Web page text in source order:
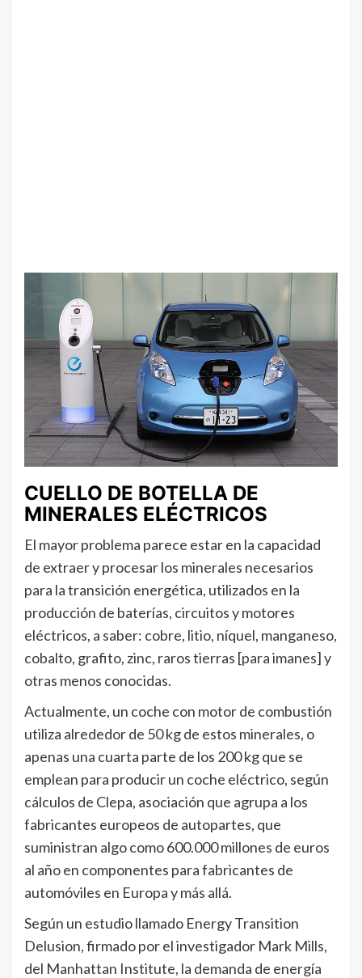
CUELLO DE BOTELLA DE
MINERALES ELÉCTRICOS
El mayor problema parece estar en la capacidad
de extraer y procesar los minerales necesarios
para la transición energética, utilizados en la
producción de baterías, circuitos y motores
eléctricos, a saber: cobre, litio, níquel, manganeso,
cobalto, grafito, zinc, raros tierras [para imanes] y
otras menos conocidas.
Actualmente, un coche con motor de combustión
utiliza alrededor de 50 kg de estos minerales, o
apenas una cuarta parte de los 200 kg que se
emplean para producir un coche eléctrico, según
cálculos de Clepa, asociación que agrupa a los
fabricantes europeos de autopartes, que
suministran algo como 600.000 millones de euros
al año en componentes para fabricantes de
automóviles en Europa y más allá.
Según un estudio llamado Energy Transition
Delusion, firmado por el investigador Mark Mills,
del Manhattan Institute, la demanda de energía